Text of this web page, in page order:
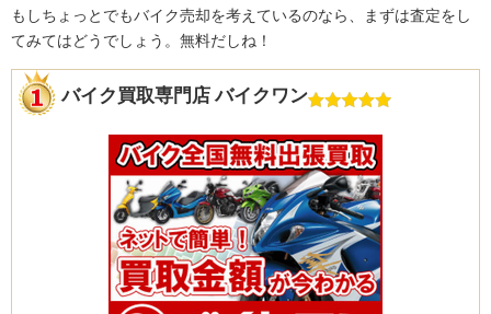
もしちょっとでもバイク売却を考えているのなら、まずは査定をし
てみてはどうでしょう。無料だしね！
バイク買取専門店 バイクワン